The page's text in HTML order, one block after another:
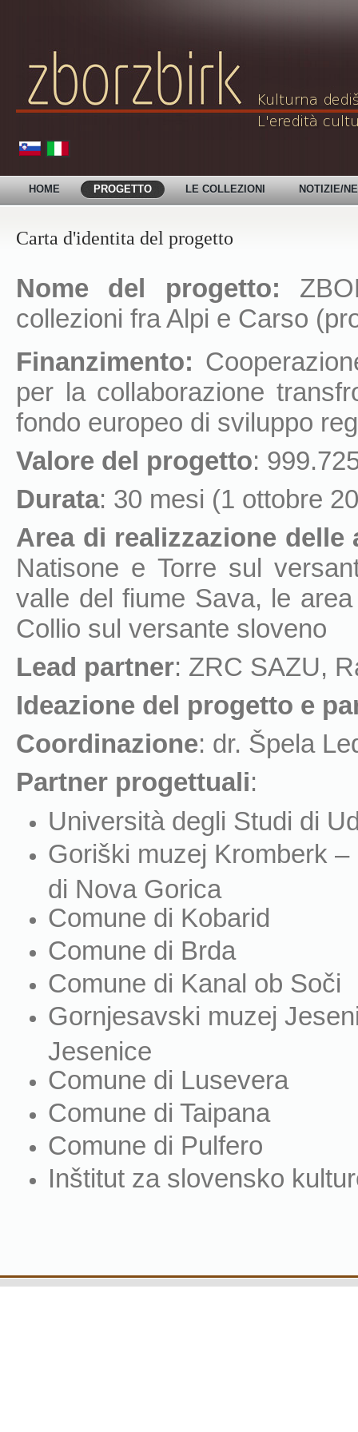
HOME PROGETTO LE COLLEZIONI NOTIZIE/
Carta d'identita del progetto
Nome del progetto:
collezioni fra Alpi e Carso
Finanzimento:
per la collaborazione
fondo europeo di sviluppo
Valore del progetto:
Durata: 30 mesi (1 ottobre
Area di realizzazione delle
Natisone e Torre sul
valle del fiume Sava, le
Collio sul versante sloveno
Lead partner: ZRC SAZU,
Ideazione del progetto e
Coordinazione: dr. Špela
Partner progettuali:
Università degli Studi di
Goriški muzej Kromberk
di Nova Gorica
Comune di Kobarid
Comune di Brda
Comune di Kanal ob Soči
Gornjesavski muzej
Jesenice
Comune di Lusevera
Comune di Taipana
Comune di Pulfero
Inštitut za slovensko